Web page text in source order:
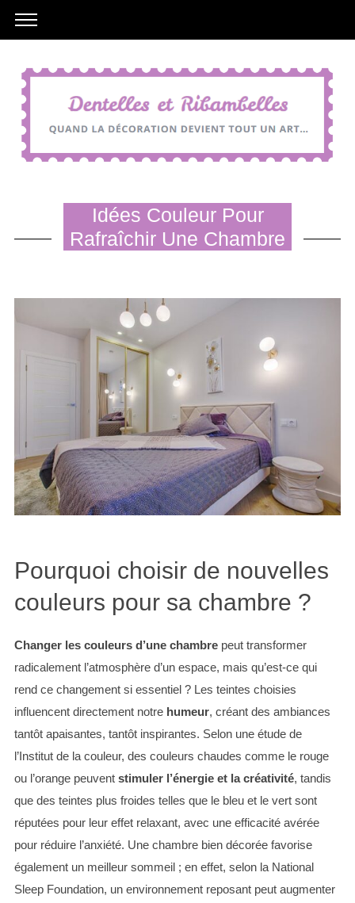
Idées Couleur Pour
Rafraîchir Une Chambre
Pourquoi choisir de nouvelles
couleurs pour sa chambre ?
Changer les couleurs d’une chambrepeut transformer
radicalement l’atmosphère d’un espace, mais qu’est-ce qui
rend ce changement si essentiel ? Les teintes choisies
influencent directement notre humeur, créant des ambiances
tantôt apaisantes, tantôt inspirantes. Selon une étude de
l’Institut de la couleur, des couleurs chaudes comme le rouge
ou l’orange peuvent stimuler l’énergie et la créativité, tandis
que des teintes plus froides telles que le bleu et le vert sont
réputées pour leur effet relaxant, avec une efficacité avérée
pour réduire l’anxiété. Une chambre bien décorée favorise
également un meilleur sommeil ; en effet, selon la National
Sleep Foundation, un environnement reposant peut augmenter